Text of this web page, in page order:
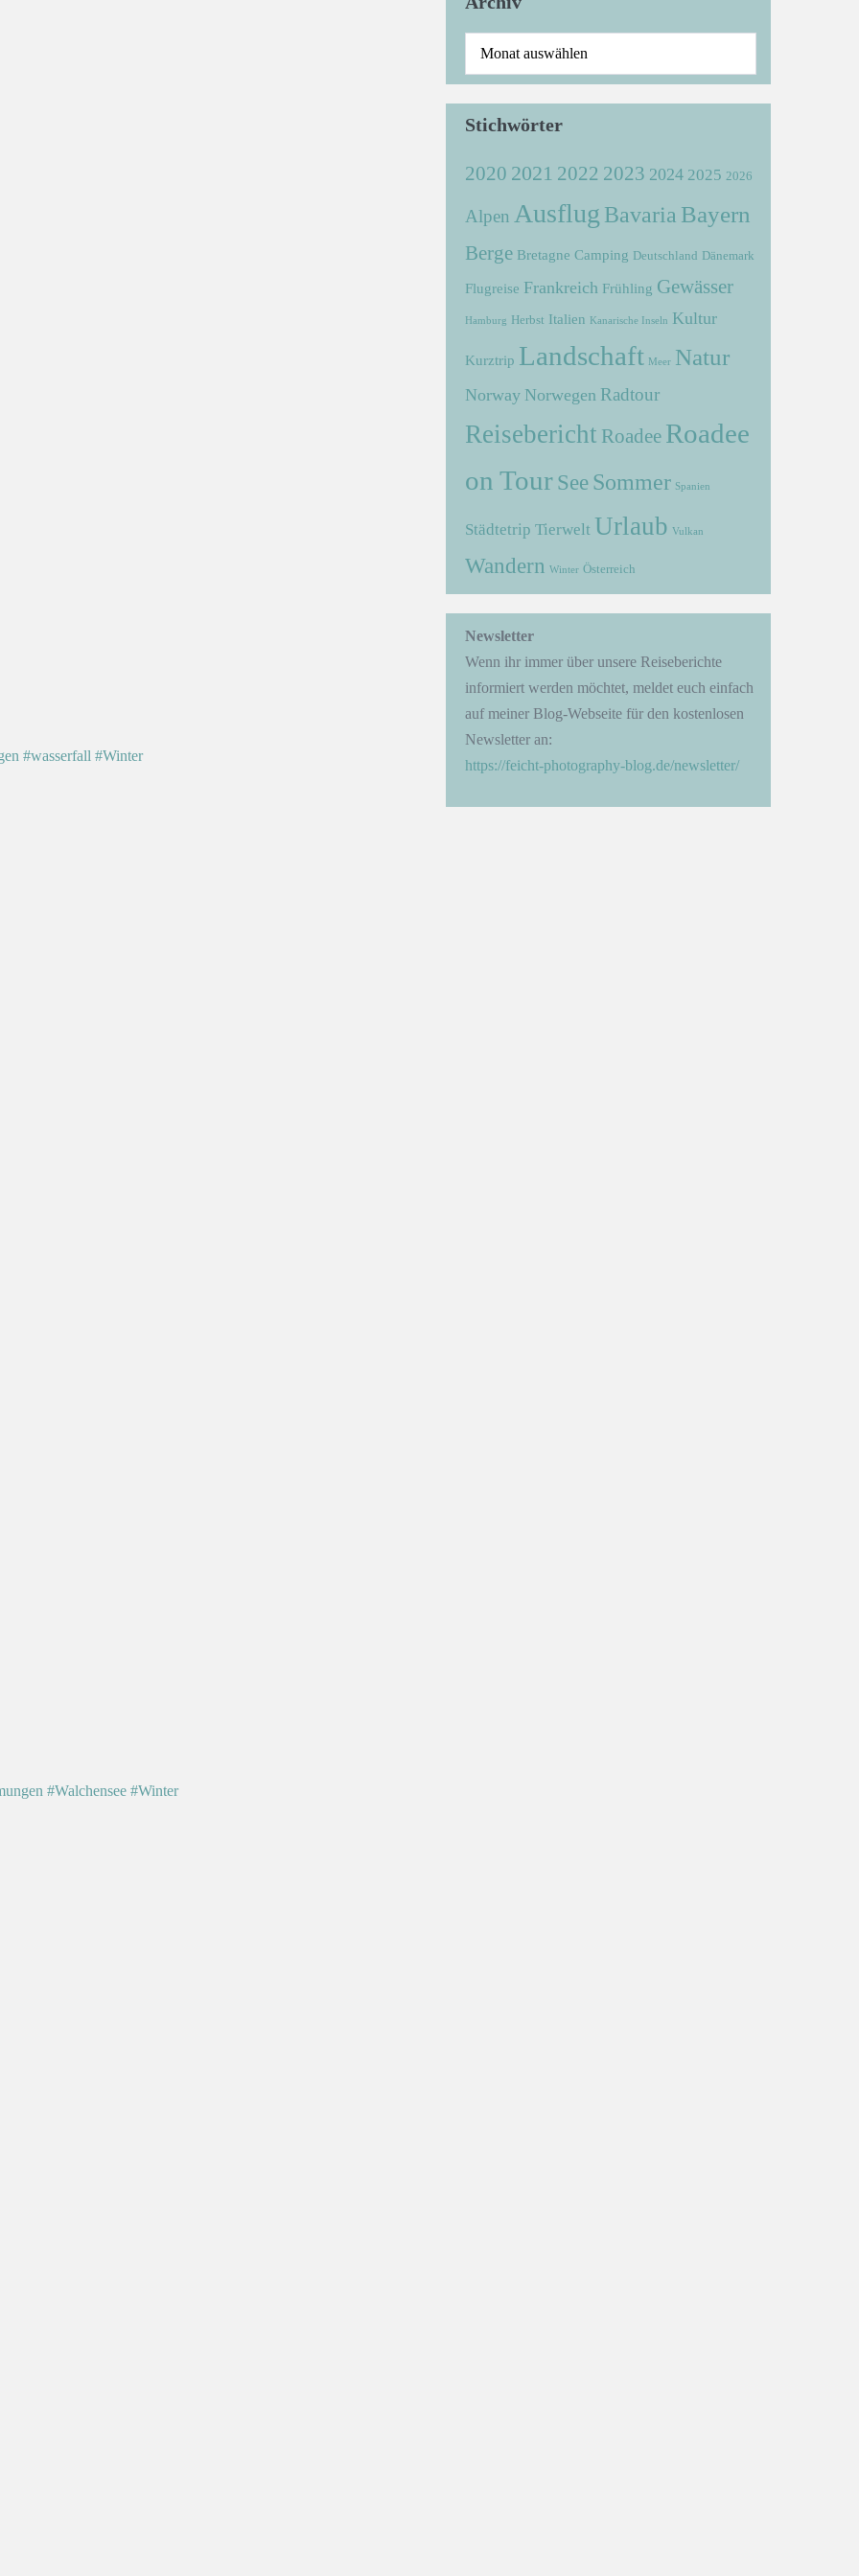
#wasserfall #Winter
#Walchensee #Winter
Stichwörter
2020 2021 2022 2023 2024 2025 2026
Alpen Ausflug Bavaria Bayern
Berge Bretagne Camping Deutschland Dänemark
Flugreise Frankreich Frühling Gewässer
Hamburg Herbst Italien Kanarische Inseln Kultur
Kurztrip Landschaft Meer Natur
Norway Norwegen Radtour
Reisebericht Roadee Roadee
on Tour See Sommer Spanien
Städtetrip Tierwelt Urlaub Vulkan
Wandern Winter Österreich
Newsletter
Wenn ihr immer über unsere Reiseberichte
informiert werden möchtet, meldet euch einfach
auf meiner Blog-Webseite für den kostenlosen
Newsletter an:
https://feicht-photography-blog.de/newsletter/